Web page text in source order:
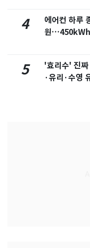
4
에어컨 하루
원…450kWh
5
'효리수' 진
·유리·수영